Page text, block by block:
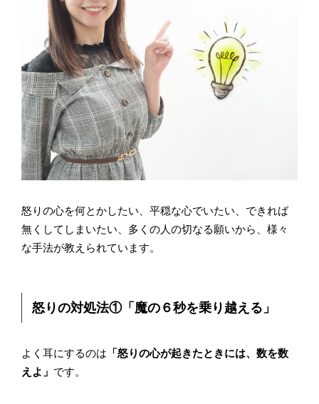
怒りの心を何とかしたい、平穏な心でいたい、できれば
無くしてしまいたい、多くの人の切なる願いから、様々
な手法が教えられています。
怒りの対処法①「魔の６秒を乗り越える」
よく耳にするのは 「怒りの心が起きたときには、数を数
えよ」 です。